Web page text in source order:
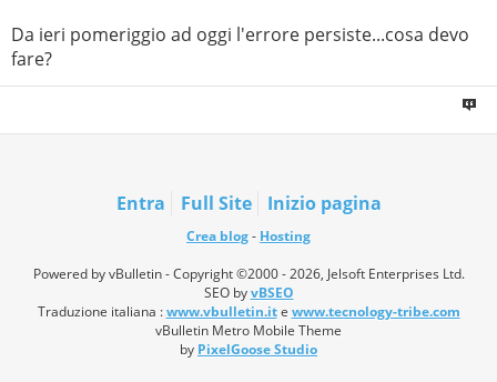
Da ieri pomeriggio ad oggi l'errore persiste...cosa devo
fare?
Entra Full Site Inizio pagina
Crea blog- Hosting
Powered by vBulletin - Copyright ©2000 - 2026, Jelsoft Enterprises Ltd.
SEO byvBSEO
Traduzione italiana :www.vbulletin.ite www.tecnology-tribe.com
vBulletin Metro Mobile Theme
by PixelGoose Studio